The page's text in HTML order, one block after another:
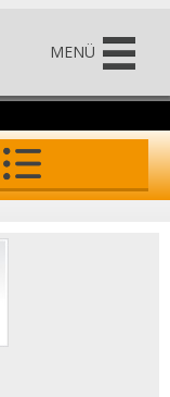
MENÜ